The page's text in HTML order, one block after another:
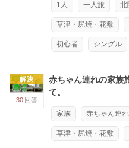
1人 一人旅 北
草津・尻焼・花敷
初心者 シングル
解決
30 回答
赤ちゃん連れの家族
て。
家族 赤ちゃん連れ
草津・尻焼・花敷